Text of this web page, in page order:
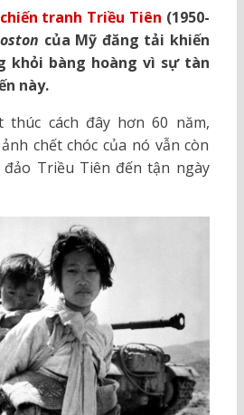
chiến tranh Triều Tiên (1950-
của Mỹ đăng tải khiến
khỏi bàng hoàng vì sự tàn
này.
thúc cách đây hơn 60 năm,
chết chóc của nó vẫn còn
Triều Tiên đến tận ngày